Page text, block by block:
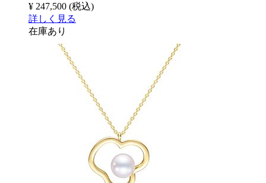
¥ 247,500 (税込)
詳しく見る
在庫あり